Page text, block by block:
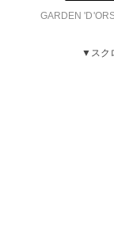
GARDEN
▼スク